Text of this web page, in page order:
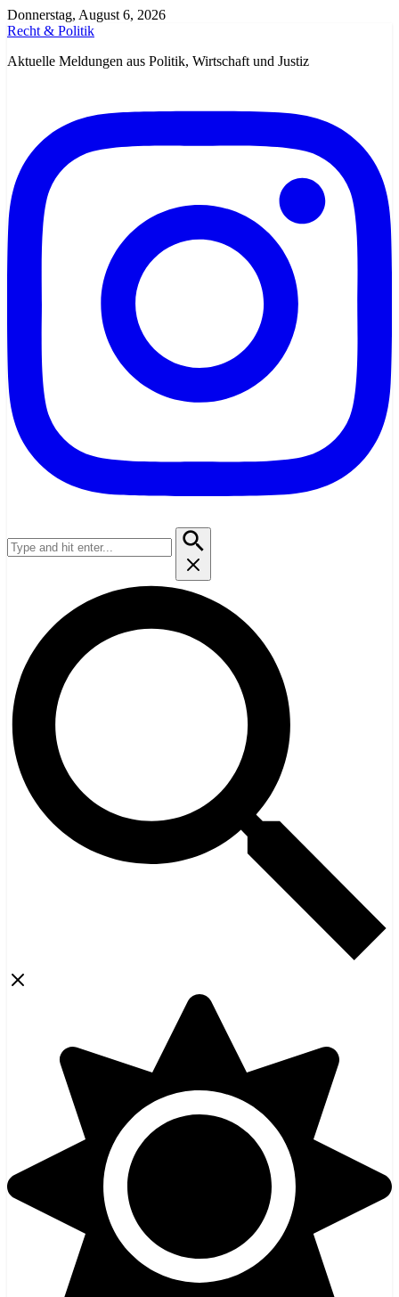
Zum
Inhalt
Donnerstag, August 6, 2026
Recht & Politik
Aktuelle Meldungen aus Politik, Wirtschaft und Justiz
nach: